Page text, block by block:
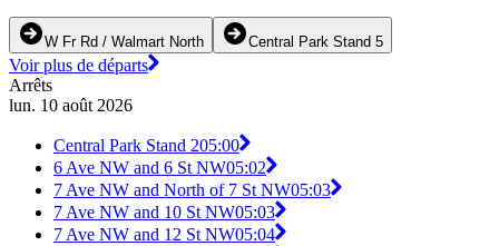
W Fr Rd / Walmart North Central Park Stand 5
Voir plus de départs
Arrêts
lun. 10 août 2026
Central Park Stand 205:00
6 Ave NW and 6 St NW05:02
7 Ave NW and North of 7 St NW05:03
7 Ave NW and 10 St NW05:03
7 Ave NW and 12 St NW05:04